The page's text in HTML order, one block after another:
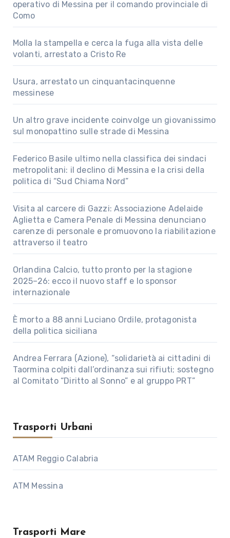
operativo di Messina per il comando provinciale di
Como
Molla la stampella e cerca la fuga alla vista delle
volanti, arrestato a Cristo Re
Usura, arrestato un cinquantacinquenne
messinese
Un altro grave incidente coinvolge un giovanissimo
sul monopattino sulle strade di Messina
Federico Basile ultimo nella classifica dei sindaci
metropolitani: il declino di Messina e la crisi della
politica di “Sud Chiama Nord”
Visita al carcere di Gazzi: Associazione Adelaide
Aglietta e Camera Penale di Messina denunciano
carenze di personale e promuovono la riabilitazione
attraverso il teatro
Orlandina Calcio, tutto pronto per la stagione
2025–26: ecco il nuovo staff e lo sponsor
internazionale
È morto a 88 anni Luciano Ordile, protagonista
della politica siciliana
Andrea Ferrara (Azione), “solidarietà ai cittadini di
Taormina colpiti dall’ordinanza sui rifiuti; sostegno
al Comitato “Diritto al Sonno” e al gruppo PRT”
Trasporti Urbani
ATAM Reggio Calabria
ATM Messina
Trasporti Mare